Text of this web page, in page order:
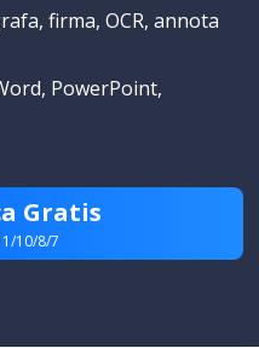
firma, OCR, annota
PowerPoint,
Gratis
10/8/7